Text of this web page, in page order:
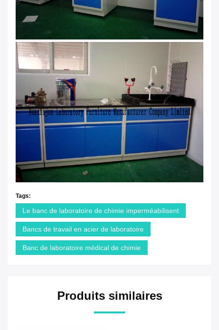
Tags:
Le banc de laboratoire de chimie imperméabilisent
Bancs de travail en acier de laboratoire
Banc de laboratoire médical de chimie
Produits similaires